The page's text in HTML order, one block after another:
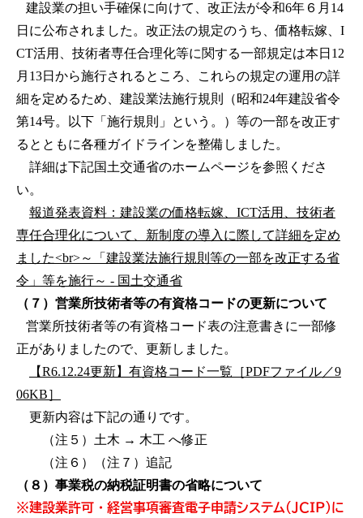
建設業の担い手確保に向けて、改正法が令和6年６月14
日に公布されました。改正法の規定のうち、価格転嫁、I
CT活用、技術者専任合理化等に関する一部規定は本日12
月13日から施行されるところ、これらの規定の運用の詳
細を定めるため、建設業法施行規則（昭和24年建設省令
第14号。以下「施行規則」という。）等の一部を改正す
るとともに各種ガイドラインを整備しました。
詳細は下記国土交通省のホームページを参照くださ
い。
報道発表資料：建設業の価格転嫁、ICT活用、技術者
専任合理化について、新制度の導入に際して詳細を定め
ました<br>～「建設業法施行規則等の一部を改正する省
令」等を施行～ - 国土交通省
（７）営業所技術者等の有資格コードの更新について
営業所技術者等の有資格コード表の注意書きに一部修
正がありましたので、更新しました。
【R6.12.24更新】有資格コード一覧［PDFファイル／9
06KB］
更新内容は下記の通りです。
（注５）土木 → 木工 へ修正
（注６）（注７）追記
（８）事業税の納税証明書の省略について
※建設業許可・経営事項審査電子申請システム（ＪＣＩＰ）に